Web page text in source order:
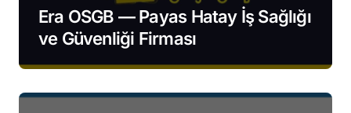
Era OSGB — Payas Hatay İş Sağlığı
ve Güvenliği Firması